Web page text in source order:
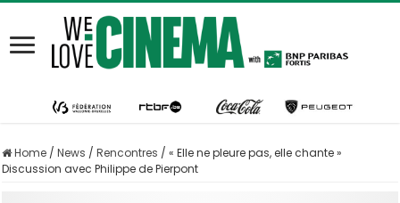
Home / News / Rencontres / « Elle ne pleure pas, elle chante »
Discussion avec Philippe de Pierpont